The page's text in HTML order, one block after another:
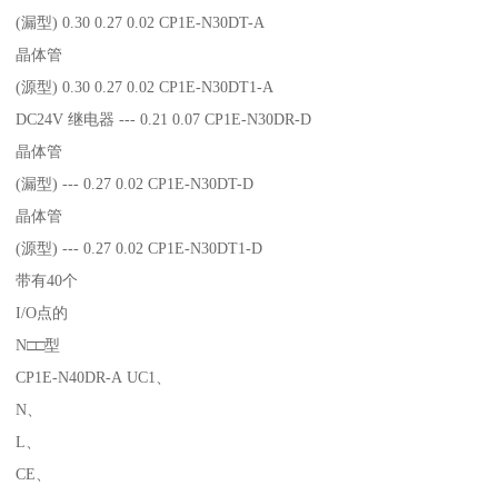
(漏型) 0.30 0.27 0.02 CP1E-N30DT-A
晶体管
(源型) 0.30 0.27 0.02 CP1E-N30DT1-A
DC24V 继电器 --- 0.21 0.07 CP1E-N30DR-D
晶体管
(漏型) --- 0.27 0.02 CP1E-N30DT-D
晶体管
(源型) --- 0.27 0.02 CP1E-N30DT1-D
带有40个
I/O点的
N□□型
CP1E-N40DR-A UC1、
N、
L、
CE、